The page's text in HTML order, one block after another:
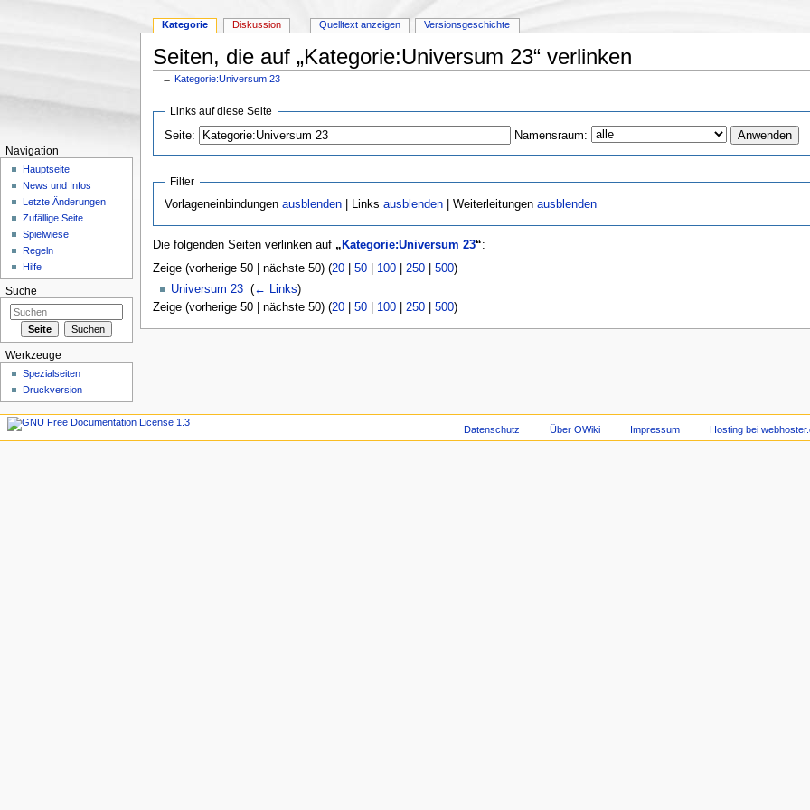
Seiten, die auf „Kategorie:Universum 23“ verlinken
←Kategorie:Universum 23
Links auf diese Seite
Seite:
Namensraum:
Filter
Vorlageneinbindungenausblenden | Linksausblenden | Weiterleitungenausblenden
Die folgenden Seiten verlinken auf „ Kategorie:Universum 23“:
Zeige (vorherige 50 | nächste 50) (20| 50| 100| 250| 500)
Universum 23‎ (← Links)
Zeige (vorherige 50 | nächste 50) (20| 50| 100| 250| 500)
Kategorie Diskussion Quelltext anzeigen Versionsgeschichte
Navigation
Hauptseite
News und Infos
Letzte Änderungen
Zufällige Seite
Spielwiese
Regeln
Hilfe
Suche
Werkzeuge
Spezialseiten
Druckversion
Datenschutz Über OWiki Impressum Hosting bei